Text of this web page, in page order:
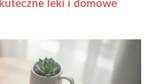
leki i domowe